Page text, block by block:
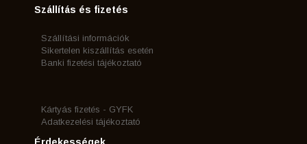
Szállítás és fizetés
Szállítási információk
Sikertelen kiszállítás esetén
Banki fizetési tájékoztató
Kártyás fizetés - GYFK
Adatkezelési tájékoztató